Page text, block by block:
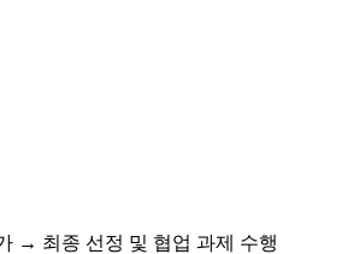
→ 최종 선정 및 협업 과제 수행